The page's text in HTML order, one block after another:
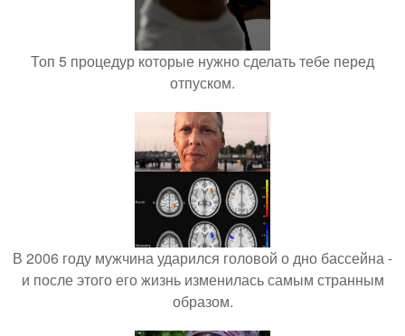
Топ 5 процедур которые нужно сделать тебе перед
отпуском.
В 2006 году мужчина ударился головой о дно бассейна -
и после этого его жизнь изменилась самым странным
образом.